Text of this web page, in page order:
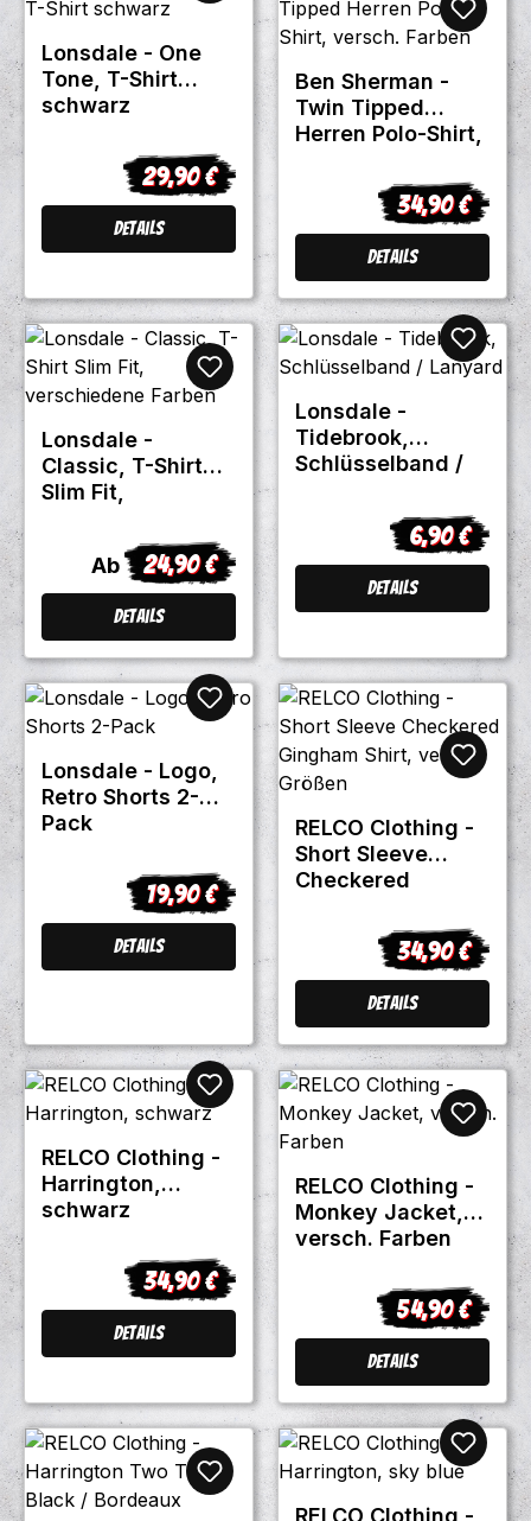
Lonsdale - One
Tone, T-Shirt
schwarz
Regulärer Preis:
29,90 €
Details
Ben Sherman -
Twin Tipped
Herren Polo-Shirt,
Regulärer
34,90 €
Details
Lonsdale -
Classic, T-Shirt
Slim Fit,
Regulärer Preis:
Ab 24,90 €
Details
Lonsdale -
Tidebrook,
Schlüsselband /
Regulärer
6,90 €
Details
Lonsdale - Logo,
Retro Shorts 2-
Pack
Regulärer Preis:
19,90 €
Details
RELCO Clothing -
Short Sleeve
Checkered
versch. Größen
Regulärer
34,90 €
Details
RELCO Clothing -
Harrington,
schwarz
Regulärer Preis:
34,90 €
Details
RELCO Clothing -
Monkey Jacket,
versch. Farben
Regulärer
54,90 €
Details